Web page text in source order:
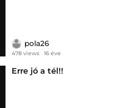
pola26
478 views 16 éve
Erre jó a tél!!